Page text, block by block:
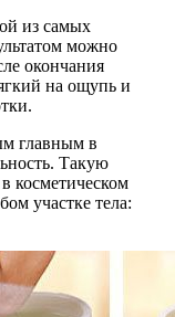
из самых
можно
окончания
на ощупь и
главным в
Такую
косметическом
участке тела: